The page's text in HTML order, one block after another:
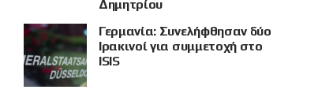
Δημητρίου
Γερμανία: Συνελήφθησαν δύο
Ιρακινοί για συμμετοχή στο
ISIS